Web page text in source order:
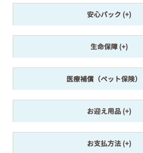
安心パック
生命保障
医療補償（ペット保険）
お迎え用品
お支払方法